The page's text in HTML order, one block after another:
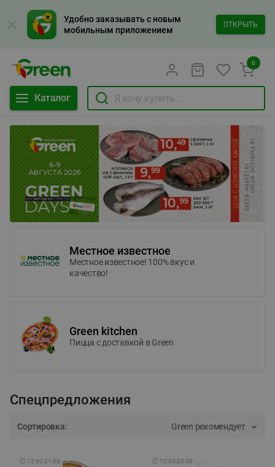
Удобно заказывать с новым
мобильным приложением
ОТКРЫТЬ
Каталог
0
Местное известное
Местное известное! 100% вкус и
качество!
Green kitchen
Пицца c доставкой в Green
Спецпредложения
Сортировка: Green рекомендует
🕘 12:00-21:00 🕘 12:00-20:00